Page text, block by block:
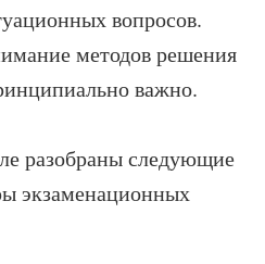
вопросов.
методов решения
важно.
разобраны следующие
экзаменационных